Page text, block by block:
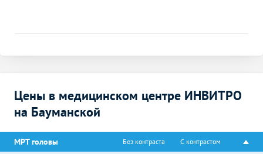
Цены в медицинском центре ИНВИТРО
на Бауманской
МРТ головы Без контраста С контрастом